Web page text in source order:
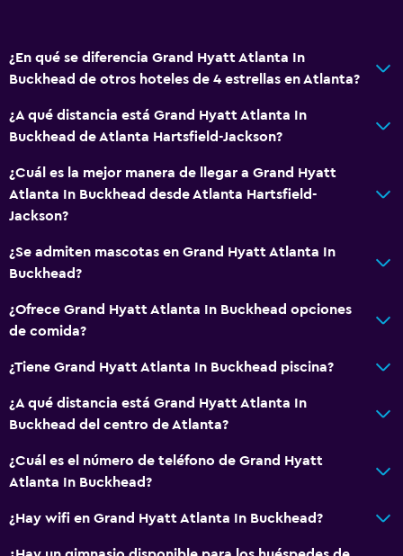
¿En qué se diferencia Grand Hyatt Atlanta In
Buckhead de otros hoteles de 4 estrellas en Atlanta?
¿A qué distancia está Grand Hyatt Atlanta In
Buckhead de Atlanta Hartsfield-Jackson?
¿Cuál es la mejor manera de llegar a Grand Hyatt
Atlanta In Buckhead desde Atlanta Hartsfield-
Jackson?
¿Se admiten mascotas en Grand Hyatt Atlanta In
Buckhead?
¿Ofrece Grand Hyatt Atlanta In Buckhead opciones
de comida?
¿Tiene Grand Hyatt Atlanta In Buckhead piscina?
¿A qué distancia está Grand Hyatt Atlanta In
Buckhead del centro de Atlanta?
¿Cuál es el número de teléfono de Grand Hyatt
Atlanta In Buckhead?
¿Hay wifi en Grand Hyatt Atlanta In Buckhead?